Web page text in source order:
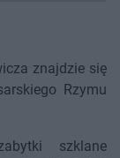
znajdzie się
Rzymu
szklane